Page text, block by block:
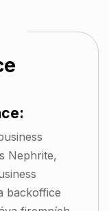
Nephrite,
backoffice